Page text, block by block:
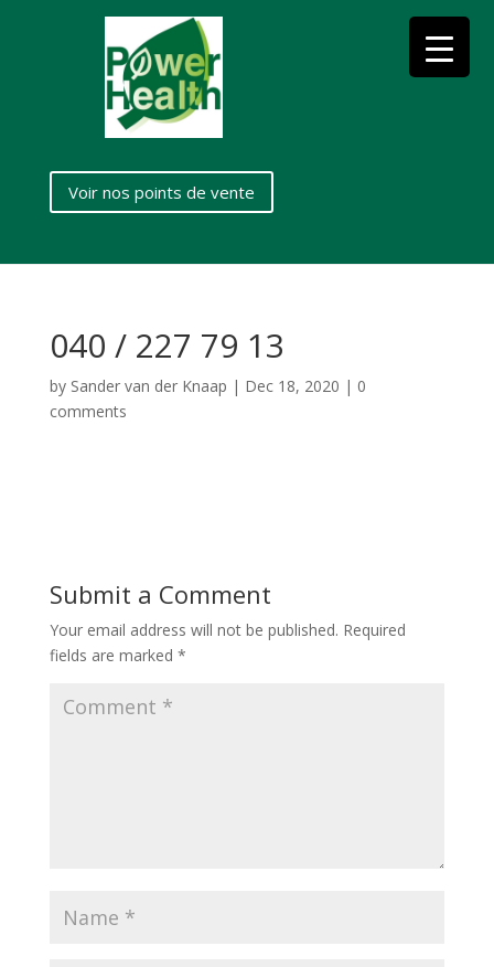
Voir nos points de vente
040 / 227 79 13
by Sander van der Knaap | Dec 18, 2020 | 0
comments
Submit a Comment
Your email address will not be published. Required
fields are marked *